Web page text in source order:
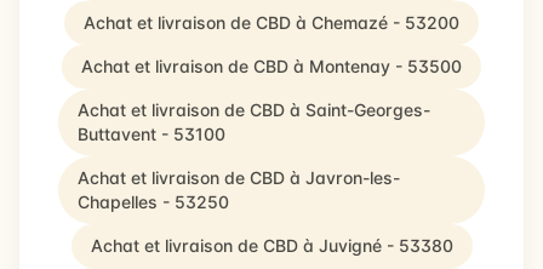
Achat et livraison de CBD à Chemazé - 53200
Achat et livraison de CBD à Montenay - 53500
Achat et livraison de CBD à Saint-Georges-
Buttavent - 53100
Achat et livraison de CBD à Javron-les-
Chapelles - 53250
Achat et livraison de CBD à Juvigné - 53380